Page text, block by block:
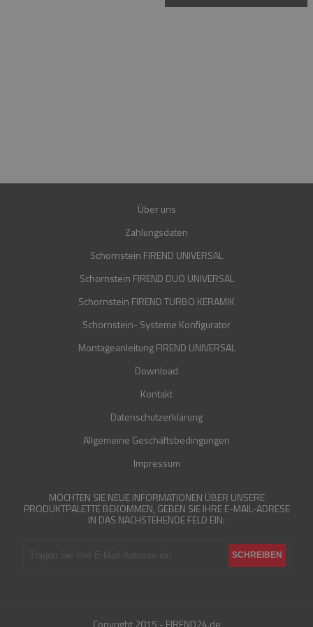
Über uns
Zahlungsdaten
Schornstein FIREND UNIVERSAL
Schornstein FIREND DUO UNIVERSAL
Schornstein FIREND TURBO KERAMIK
Schornstein- Systeme Konfigurator
Montageanleitung FIREND UNIVERSAL
Download
Kontakt
Datenschutzerklärung
Allgemeine Geschäftsbedingungen
Impressum
MÖCHTEN SIE NEUE INFORMATIONEN ÜBER UNSERE
PRODUKTPALETTE BEKOMMEN, GEBEN SIE IHRE E-MAIL-ADRESE
IN DAS NACHSTEHENDE FELD EIN:
Copyright 2015 - FIREND24.de